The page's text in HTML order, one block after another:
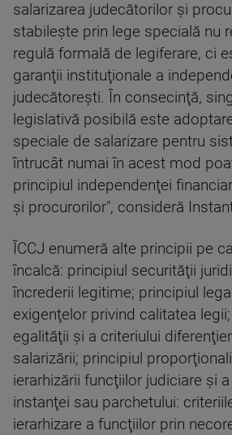
salarizarea judecătorilor şi
stabileşte prin lege specială nu
regulă formală de legiferare, ci
garanţii instituţionale a
judecătoreşti. În consecinţă,
legislativă posibilă este
speciale de salarizare pentru
întrucât numai în acest mod
principiul independenţei
şi procurorilor", consideră
ÎCCJ enumeră alte principii pe
încalcă: principiul securităţii
încrederii legitime; principiul
exigenţelor privind calitatea
egalităţii şi a criteriului
salarizării; principiul
ierarhizării funcţiilor judiciare şi
instanţei sau parchetului:
ierarhizare a funcţiilor prin